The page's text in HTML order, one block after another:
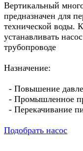
Вертикальный
предназначен для
технической воды.
устанавливать
трубопроводе
Назначение:
- Повышение
- Промышленное
- Перекачивание
Подобрать насос